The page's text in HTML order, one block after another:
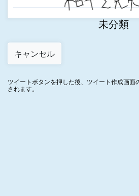
未分類
ツイートボタンを押した後、ツイート作成画
されます。